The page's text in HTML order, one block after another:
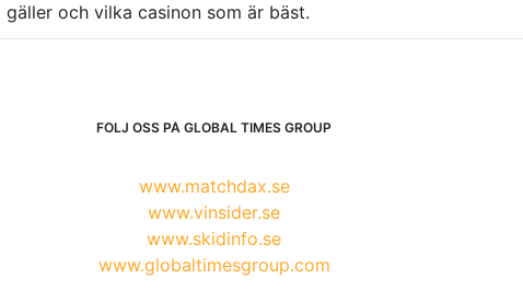
och vilka casinon som är bäst.
FÖLJ OSS PÅ GLOBAL TIMES GROUP
www.matchdax.se
www.vinsider.se
www.skidinfo.se
www.globaltimesgroup.com